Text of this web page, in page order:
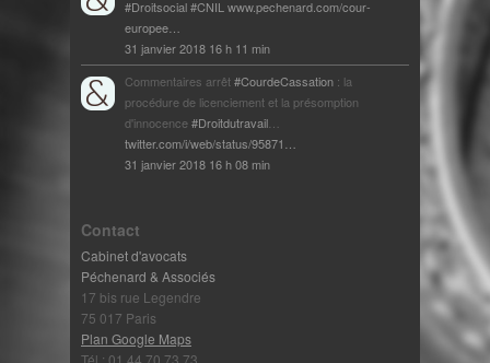
#Droitsocial#CNILwww.pechenard.com/cour-
europee…
31 janvier 2018 16 h 11 min
Commentaires arrêt#CourdeCassation : la
procédure de licenciement et la présomption
d'innocence#Droitdutravail…
twitter.com/i/web/status/95871…
31 janvier 2018 16 h 08 min
Contact
Cabinet d'avocats
Péchenard & Associés
17 bis rue Legendre
75 017 Paris
Plan Google Maps